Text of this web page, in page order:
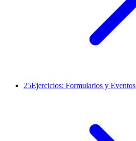
25Ejercicios: Formularios y Eventos